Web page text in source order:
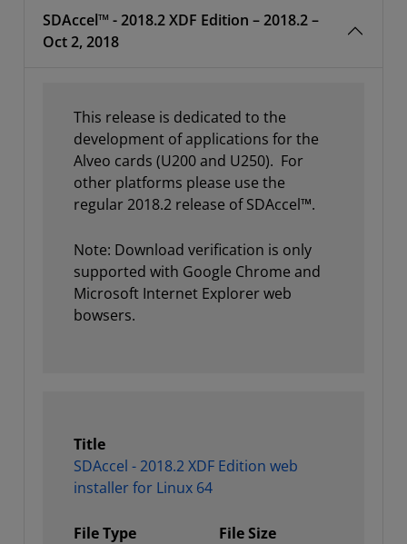
SDAccel™ - 2018.2 XDF Edition – 2018.2 –
Oct 2, 2018
This release is dedicated to the
development of applications for the
Alveo cards (U200 and U250). For
other platforms please use the
regular 2018.2 release of SDAccel™.
Note: Download verification is only
supported with Google Chrome and
Microsoft Internet Explorer web
bowsers.
Title
SDAccel - 2018.2 XDF Edition web
installer for Linux 64
File Type
File Size